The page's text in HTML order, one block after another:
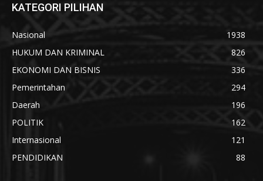
KATEGORI PILIHAN
Nasional
1938
HUKUM DAN KRIMINAL
826
EKONOMI DAN BISNIS
336
Pemerintahan
294
Daerah
196
POLITIK
162
Internasional
121
PENDIDIKAN
88